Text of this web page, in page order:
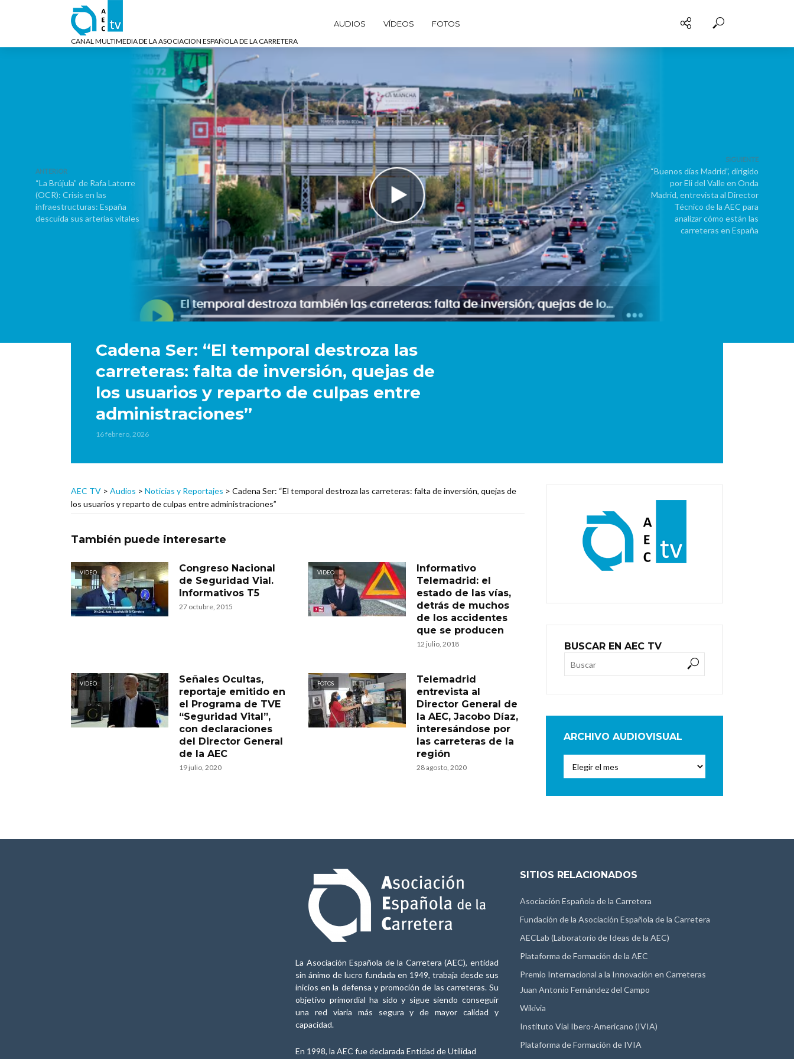
CANAL MULTIMEDIA DE LA ASOCIACION ESPAÑOLA DE LA CARRETERA
AUDIOS VÍDEOS FOTOS
ANTERIOR
“La Brújula” de Rafa Latorre
(OCR): Crisis en las
infraestructuras: España
descuida sus arterias vitales
SIGUIENTE
“Buenos días Madrid”, dirigido
por Eli del Valle en Onda
Madrid, entrevista al Director
Técnico de la AEC para
analizar cómo están las
carreteras en España
Cadena Ser: “El temporal destroza las
carreteras: falta de inversión, quejas de
los usuarios y reparto de culpas entre
administraciones”
16 febrero, 2026
AEC TV > Audios > Noticias y Reportajes > Cadena Ser: “El temporal destroza las carreteras: falta de inversión, quejas de
los usuarios y reparto de culpas entre administraciones”
También puede interesarte
VIDEO
Congreso Nacional
de Seguridad Vial.
Informativos T5
27 octubre, 2015
VIDEO
Informativo
Telemadrid: el
estado de las vías,
detrás de muchos
de los accidentes
que se producen
12 julio, 2018
VIDEO
Señales Ocultas,
reportaje emitido en
el Programa de TVE
“Seguridad Vital”,
con declaraciones
del Director General
de la AEC
19 julio, 2020
FOTOS
Telemadrid
entrevista al
Director General de
la AEC, Jacobo Díaz,
interesándose por
las carreteras de la
región
28 agosto, 2020
BUSCAR EN AEC TV
ARCHIVO AUDIOVISUAL
Audiovisual
La Asociación Española de la Carretera (AEC), entidad
sin ánimo de lucro fundada en 1949, trabaja desde sus
inicios en la defensa y promoción de las carreteras. Su
objetivo primordial ha sido y sigue siendo conseguir
una red viaria más segura y de mayor calidad y
capacidad.
En 1998, la AEC fue declarada Entidad de Utilidad
SITIOS RELACIONADOS
Asociación Española de la Carretera
Fundación de la Asociación Española de la Carretera
AECLab (Laboratorio de Ideas de la AEC)
Plataforma de Formación de la AEC
Premio Internacional a la Innovación en Carreteras
Juan Antonio Fernández del Campo
Wikivia
Instituto Vial Ibero-Americano (IVIA)
Plataforma de Formación de IVIA